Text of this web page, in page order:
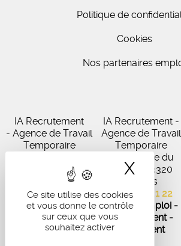
Ce site utilise des cookies
et vous donne le contrôle
sur ceux que vous
souhaitez activer
X
Politique de
Cookies
Nos partenaires
IA Recrutement
- Agence de Travail
Temporaire
Virecourt, 33370
Artigues-près-
Bordeaux
05 56 67 48 57
Offres d'emploi -
Recrutement -
IA Recrutement -
Agence de Travail
Temporaire
102 Avenue du
Médoc, 33320
Eysines
05 56 45 21 22
Offres d'emploi -
Recrutement -
Placement